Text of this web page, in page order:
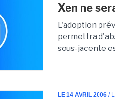
Xen ne
L'adoption
permettra
sous-jacente
LE 14 AVRIL 2006 /